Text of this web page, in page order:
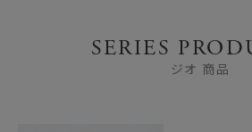
SERIES
ジオ 商品